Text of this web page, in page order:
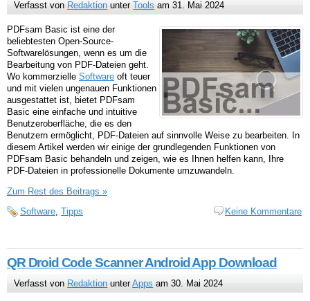
Verfasst von Redaktion unterTools am 31. Mai 2024
PDFsam Basic ist eine der
beliebtesten Open-Source-
Softwarelösungen, wenn es um die
Bearbeitung von PDF-Dateien geht.
Wo kommerzielle Software oft teuer
und mit vielen ungenauen Funktionen
ausgestattet ist, bietet PDFsam
Basic eine einfache und intuitive
Benutzeroberfläche, die es den
Benutzern ermöglicht, PDF-Dateien auf sinnvolle Weise zu bearbeiten. In
diesem Artikel werden wir einige der grundlegenden Funktionen von
PDFsam Basic behandeln und zeigen, wie es Ihnen helfen kann, Ihre
PDF-Dateien in professionelle Dokumente umzuwandeln.
Zum Rest des Beitrags »
Software, Tipps Keine Kommentare
QR Droid Code Scanner Android App Download
Verfasst von Redaktion unterApps am 30. Mai 2024